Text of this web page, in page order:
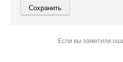
Если вы заметили